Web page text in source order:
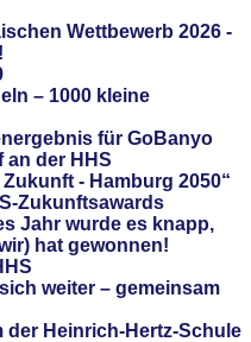
Wettbewerb 2026 -
– 1000 kleine
für GoBanyo
an der HHS
- Hamburg 2050“
Zukunftsawards
Jahr wurde es knapp,
hat gewonnen!
weiter – gemeinsam
der Heinrich-Hertz-Schule